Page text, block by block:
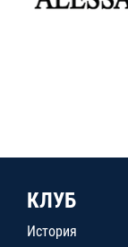
КЛУБ
История